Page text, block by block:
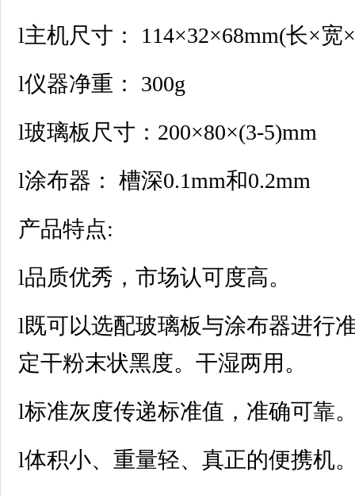
l主机尺寸： 114×32×68mm(长×宽
l仪器净重： 300g
l玻璃板尺寸：200×80×(3-5)mm
l涂布器： 槽深0.1mm和0.2mm
产品特点:
l品质优秀，市场认可度高。
l既可以选配玻璃板与涂布器进行
定干粉末状黑度。干湿两用。
l标准灰度传递标准值，准确可靠
l体积小、重量轻、真正的便携机